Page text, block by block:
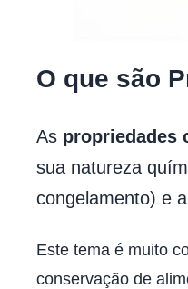
O que são
As propriedades
sua natureza
congelamento) e
Este tema é muito
conservação de